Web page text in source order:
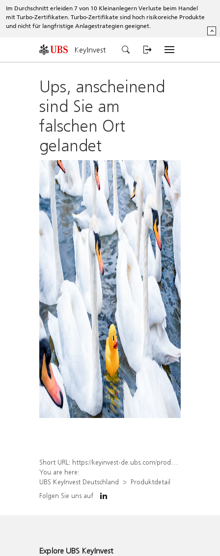
Im Durchschnitt erleiden 7 von 10 Kleinanlegern Verluste beim Handel
mit Turbo-Zertifikaten. Turbo-Zertifikate sind hoch risikoreiche Produkte
und nicht für langfristige Anlagestrategien geeignet.
^
KeyInvest
Ups, anscheinend
sind Sie am
falschen Ort
gelandet
Short URL: https://keyinvest-de.ubs.com/produkt/detail/index/isin/DE000WA7YJH2
You are here:
UBS KeyInvest Deutschland
Produktdetail
Folgen Sie uns auf
Explore UBS KeyInvest